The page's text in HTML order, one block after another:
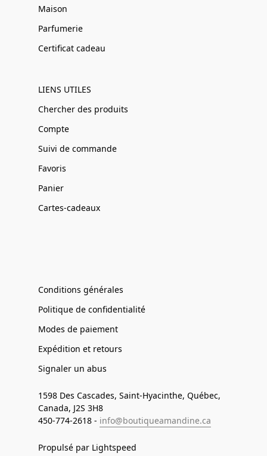
Maison
Parfumerie
Certificat cadeau
LIENS UTILES
Chercher des produits
Compte
Suivi de commande
Favoris
Panier
Cartes-cadeaux
Conditions générales
Politique de confidentialité
Modes de paiement
Expédition et retours
Signaler un abus
1598 Des Cascades, Saint-Hyacinthe, Québec,
Canada, J2S 3H8
450-774-2618 - info@boutiqueamandine.ca
Propulsé par Lightspeed